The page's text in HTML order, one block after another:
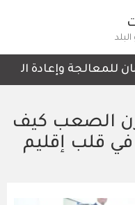
وإعادة
الصعب كيف
في قلب إقليم